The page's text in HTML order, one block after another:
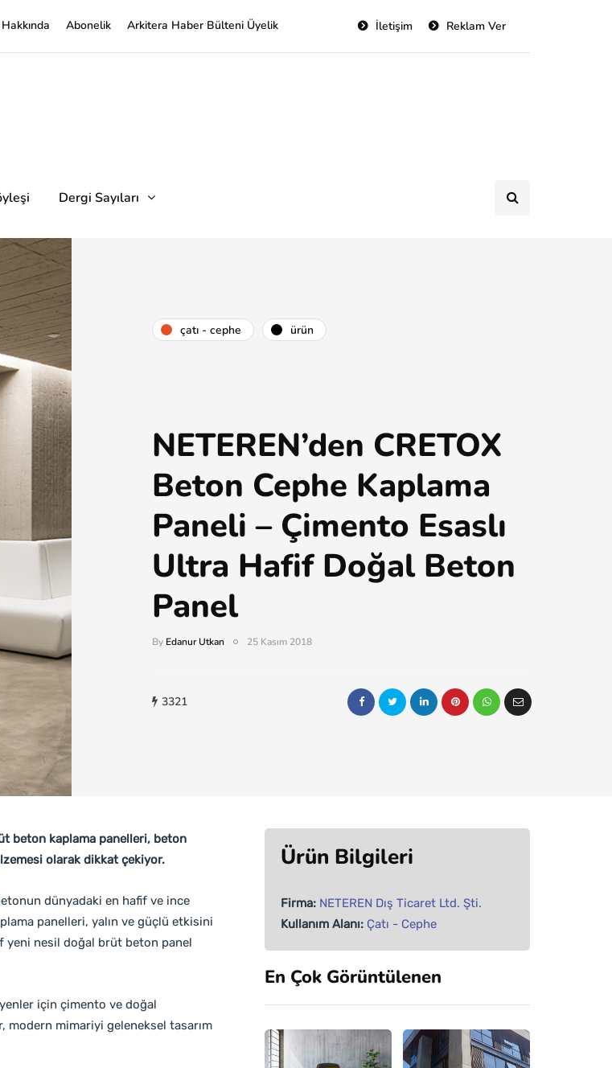
Abonelik Arkitera Haber Bülteni Üyelik Reklam Ver
İletişim
Dergi Sayıları
çatı - cephe ürün
NETEREN’den CRETOX
Beton Cephe Kaplama
Paneli – Çimento Esaslı
Ultra Hafif Doğal Beton
Panel
By Edanur Utkan 25 Kasım 2018
3321
beton kaplama panelleri, beton
olarak dikkat çekiyor.
dünyadaki en hafif ve ince
panelleri, yalın ve güçlü etkisini
yeni nesil doğal brüt beton panel
için çimento ve doğal
modern mimariyi geleneksel tasarım
Ürün Bilgileri
Firma: NETEREN Dış Ticaret Ltd. Şti.
Kullanım Alanı: Çatı - Cephe
En Çok Görüntülenen